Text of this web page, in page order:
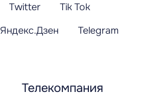
Телекомпания
Twitter
Tik Tok
Яндекс.Дзен
Telegram